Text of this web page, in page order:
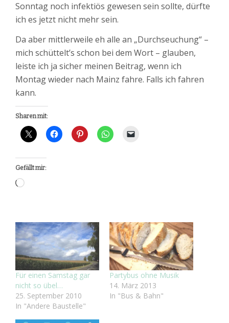
Sonntag noch infektiös gewesen sein sollte, dürfte
ich es jetzt nicht mehr sein.
Da aber mittlerweile eh alle an „Durchseuchung“ –
mich schüttelt’s schon bei dem Wort – glauben,
leiste ich ja sicher meinen Beitrag, wenn ich
Montag wieder nach Mainz fahre. Falls ich fahren
kann.
Sharen mit:
Gefällt mir:
Wird
Für einen Samstag gar
nicht so übel…
25. September 2010
In "Andere Baustelle"
Partybus ohne Musik
14. März 2013
In "Bus & Bahn"